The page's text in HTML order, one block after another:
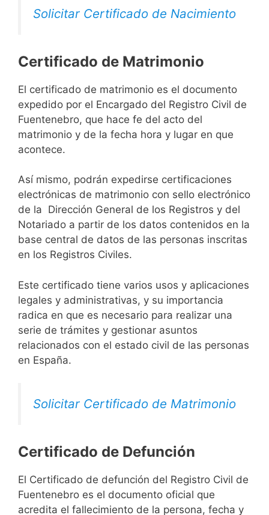
Solicitar Certificado de Nacimiento
Certificado de Matrimonio
El certificado de matrimonio es el documento
expedido por el Encargado del Registro Civil de
Fuentenebro, que hace fe del acto del
matrimonio y de la fecha hora y lugar en que
acontece.
Así mismo, podrán expedirse certificaciones
electrónicas de matrimonio con sello electrónico
de la Dirección General de los Registros y del
Notariado a partir de los datos contenidos en la
base central de datos de las personas inscritas
en los Registros Civiles.
Este certificado tiene varios usos y aplicaciones
legales y administrativas, y su importancia
radica en que es necesario para realizar una
serie de trámites y gestionar asuntos
relacionados con el estado civil de las personas
en España.
Solicitar Certificado de Matrimonio
Certificado de Defunción
El Certificado de defunción del Registro Civil de
Fuentenebro es el documento oficial que
acredita el fallecimiento de la persona, fecha y